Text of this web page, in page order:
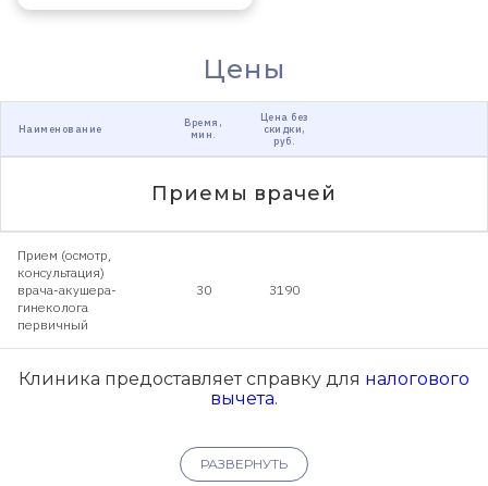
Цены
Наименование
Время,
мин.
Цена без
скидки,
руб.
Приемы врачей
Прием (осмотр,
консультация)
врача-акушера-
гинеколога
первичный
30 3190
Клиника предоставляет справку для налогового
вычета.
РАЗВЕРНУТЬ